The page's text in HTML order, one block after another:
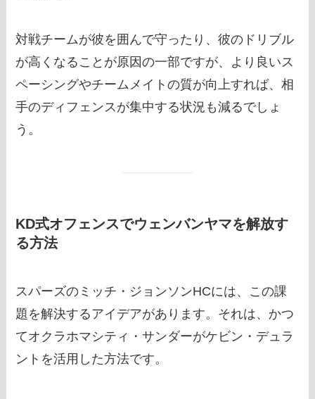
対戦チームが彼を囲んで守ったり、彼のドリブル
が高くなることが原因の一部ですが、より良いス
ペーシングやチームメイトの質が向上すれば、相
手のディフェンスが集中する状況も減るでしょ
う。
KD式オフェンスでウェンバンヤマを解放す
る方法
スパーズのミッチ・ジョンソンHCには、この課
題を解決するアイデアがあります。それは、かつ
てオクラホマシティ・サンダーがケビン・デュラ
ントを活用した方法です。